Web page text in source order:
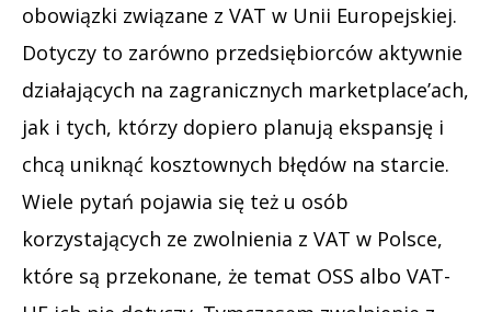
obowiązki związane z VAT w Unii Europejskiej.
Dotyczy to zarówno przedsiębiorców aktywnie
działających na zagranicznych marketplace’ach,
jak i tych, którzy dopiero planują ekspansję i
chcą uniknąć kosztownych błędów na starcie.
Wiele pytań pojawia się też u osób
korzystających ze zwolnienia z VAT w Polsce,
które są przekonane, że temat OSS albo VAT-